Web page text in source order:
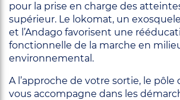
pour la prise en charge des
supérieur. Le lokomat, un
et l’Andago favorisent une
fonctionnelle de la marche en
environnemental.
A l’approche de votre sortie, le pôle
vous accompagne dans les